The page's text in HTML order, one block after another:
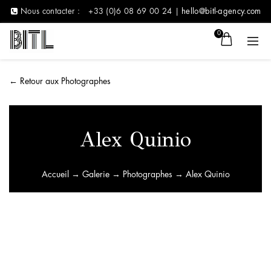
Nous contacter : +33 (0)6 08 69 00 24 | hello@bitl-agency.com
0
← Retour aux Photographes
Alex Quinio
Accueil → Galerie→ Photographes → Alex Quinio